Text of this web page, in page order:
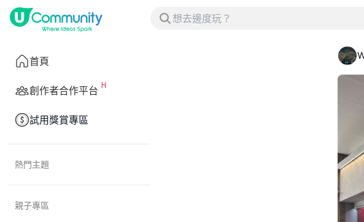
首頁
創作者合作平台
試用獎賞專區
熱門主題
親子專區